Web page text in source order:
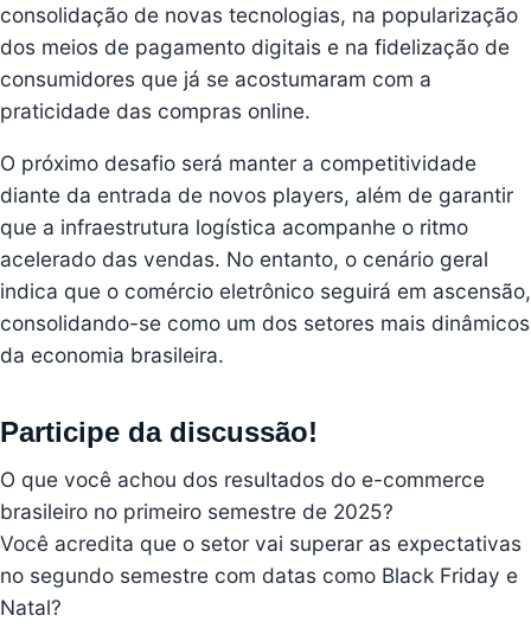
consolidação de novas tecnologias, na popularização
dos meios de pagamento digitais e na fidelização de
consumidores que já se acostumaram com a
praticidade das compras online.
O próximo desafio será manter a competitividade
diante da entrada de novos players, além de garantir
que a infraestrutura logística acompanhe o ritmo
acelerado das vendas. No entanto, o cenário geral
indica que o comércio eletrônico seguirá em ascensão,
consolidando-se como um dos setores mais dinâmicos
da economia brasileira.
Participe da discussão!
O que você achou dos resultados do e-commerce
brasileiro no primeiro semestre de 2025?
Você acredita que o setor vai superar as expectativas
no segundo semestre com datas como Black Friday e
Natal?